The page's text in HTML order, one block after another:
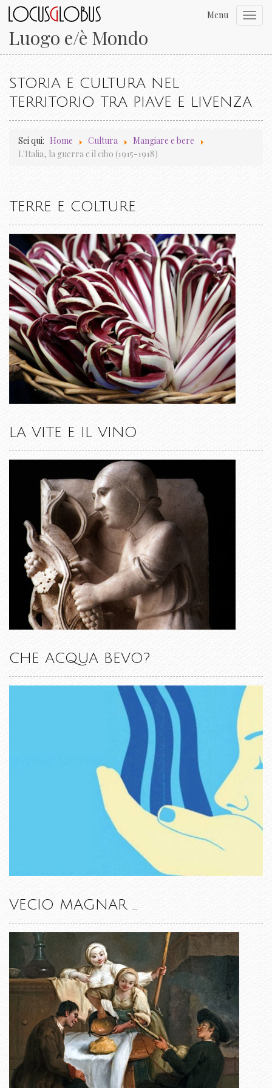
Luogo e/è Mondo
Menu
STORIA E CULTURA NEL
TERRITORIO TRA PIAVE E LIVENZA
Sei qui: Home Cultura
Mangiare e bere
L'Italia, la guerra e il cibo (1915-1918)
TERRE E COLTURE
LA VITE E IL VINO
CHE ACQUA BEVO?
VECIO MAGNAR ...